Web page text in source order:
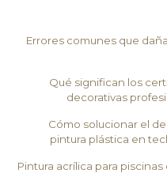
Errores comunes que
Qué significan los
decorativas
Cómo solucionar el
pintura plástica en
Pintura acrílica para